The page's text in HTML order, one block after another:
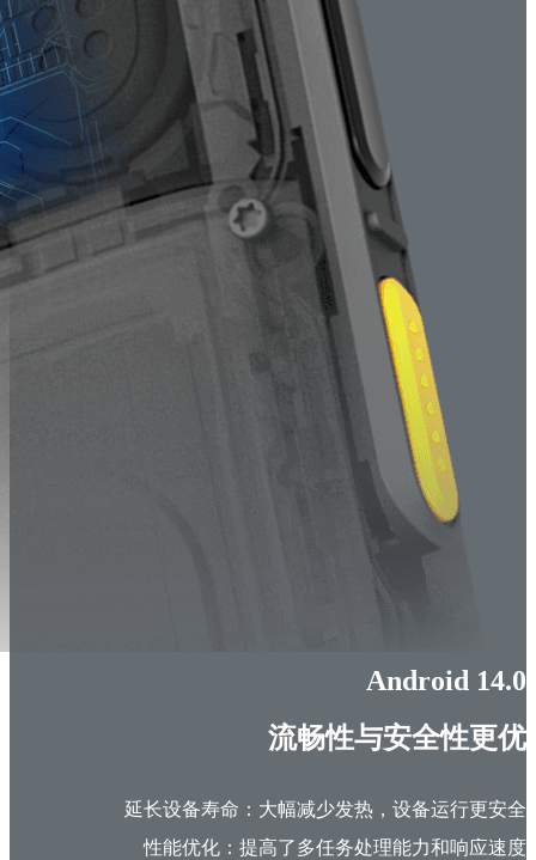
Android 14.0
流畅性与安全性更优
延长设备寿命：大幅减少发热，设备运行更安全
性能优化：提高了多任务处理能力和响应速度